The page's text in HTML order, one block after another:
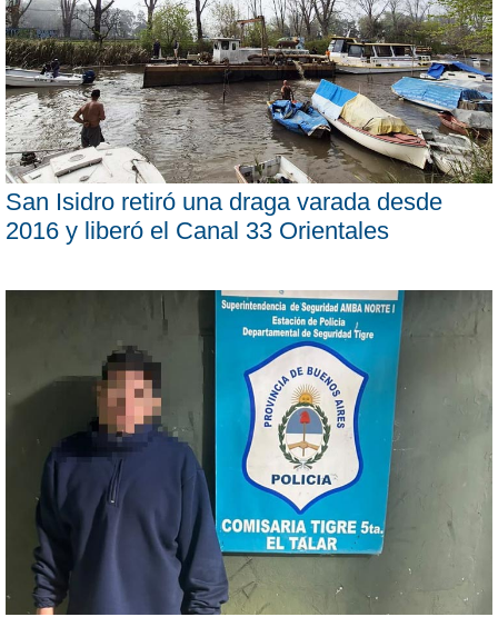
San Isidro retiró una draga varada desde
2016 y liberó el Canal 33 Orientales